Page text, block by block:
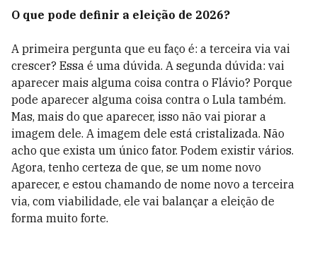
O que pode definir a eleição de 2026?
A primeira pergunta que eu faço é: a terceira via vai
crescer? Essa é uma dúvida. A segunda dúvida: vai
aparecer mais alguma coisa contra o Flávio? Porque
pode aparecer alguma coisa contra o Lula também.
Mas, mais do que aparecer, isso não vai piorar a
imagem dele. A imagem dele está cristalizada. Não
acho que exista um único fator. Podem existir vários.
Agora, tenho certeza de que, se um nome novo
aparecer, e estou chamando de nome novo a terceira
via, com viabilidade, ele vai balançar a eleição de
forma muito forte.